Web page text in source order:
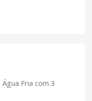
Fria com 3